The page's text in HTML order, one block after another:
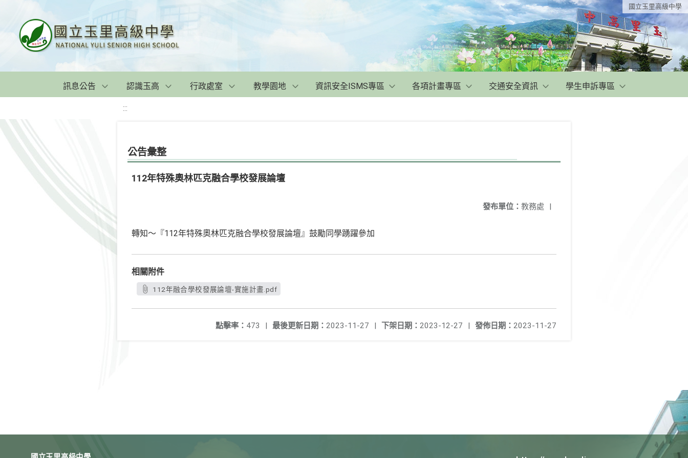
國立玉里高級中學
訊息公告 認識玉高 行政處室 教學園地 資訊安全ISMS專區 各項計畫專區 交通安全資訊 學生申訴專區
:::
公告彙整
112年特殊奧林匹克融合學校發展論壇
發布單位： 教務處 |
轉知～『112年特殊奧林匹克融合學校發展論壇』鼓勵同學踴躍參加
相關附件
112年融合學校發展論壇-實施計畫.pdf
發佈日期： 2023-11-27
下架日期： 2023-12-27 |
最後更新日期： 2023-11-27 |
點擊率： 473 |